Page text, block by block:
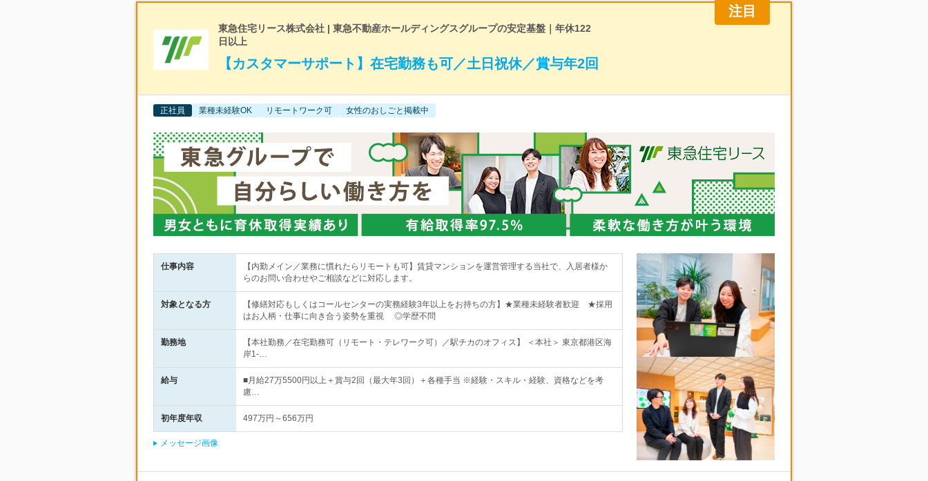
注目
東急住宅リース株式会社 | 東急不動産ホールディングスグループの安定基盤｜年休122
日以上
【カスタマーサポート】在宅勤務も可／土日祝休／賞与年2回
正社員 業種未経験OK リモートワーク可 女性のおしごと掲載中
仕事内容
【内勤メイン／業務に慣れたらリモートも可】賃貸マンションを運営管理する当社で、入居者様か
らのお問い合わせやご相談などに対応します。
対象となる方
【修繕対応もしくはコールセンターの実務経験3年以上をお持ちの方】★業種未経験者歓迎 ★採用
はお人柄・仕事に向き合う姿勢を重視 ◎学歴不問
勤務地
【本社勤務／在宅勤務可（リモート・テレワーク可）／駅チカのオフィス】 ＜本社＞ 東京都港区海
岸1-…
給与
■月給27万5500円以上＋賞与2回（最大年3回）＋各種手当 ※経験・スキル・経験、資格などを考
慮…
初年度年収 497万円～656万円
メッセージ画像